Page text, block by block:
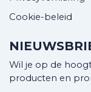
Cookie-beleid
Wil je op de
producten en